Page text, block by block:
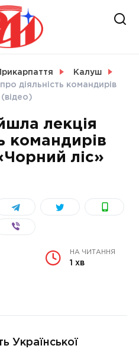
Калуш
діяльність командирів
(відео)
лекція
командирів
ліс»
НА ЧИТАННЯ
1 хв
Української